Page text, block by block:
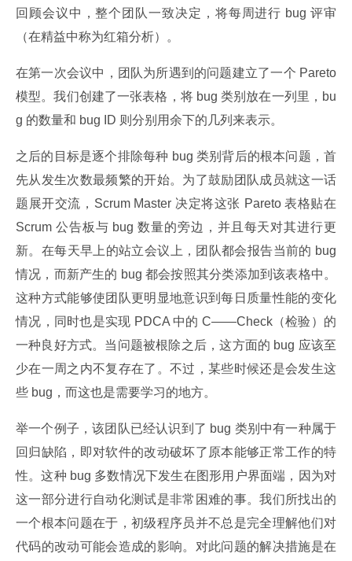
回顾会议中，整个团队一致决定，将每周进行 bug 评审
（在精益中称为红箱分析）。
在第一次会议中，团队为所遇到的问题建立了一个 Pareto
模型。我们创建了一张表格，将 bug 类别放在一列里，bu
g 的数量和 bug ID 则分别用余下的几列来表示。
之后的目标是逐个排除每种 bug 类别背后的根本问题，首
先从发生次数最频繁的开始。为了鼓励团队成员就这一话
题展开交流，Scrum Master 决定将这张 Pareto 表格贴在
Scrum 公告板与 bug 数量的旁边，并且每天对其进行更
新。在每天早上的站立会议上，团队都会报告当前的 bug
情况，而新产生的 bug 都会按照其分类添加到该表格中。
这种方式能够使团队更明显地意识到每日质量性能的变化
情况，同时也是实现 PDCA 中的 C——Check（检验）的
一种良好方式。当问题被根除之后，这方面的 bug 应该至
少在一周之内不复存在了。不过，某些时候还是会发生这
些 bug，而这也是需要学习的地方。
举一个例子，该团队已经认识到了 bug 类别中有一种属于
回归缺陷，即对软件的改动破坏了原本能够正常工作的特
性。这种 bug 多数情况下发生在图形用户界面端，因为对
这一部分进行自动化测试是非常困难的事。我们所找出的
一个根本问题在于，初级程序员并不总是完全理解他们对
代码的改动可能会造成的影响。对此问题的解决措施是在